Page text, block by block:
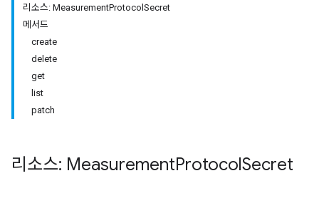
리소스: MeasurementProtocol Secret
메서드
create
delete
get
list
patch
리소스: MeasurementProtocolSecret